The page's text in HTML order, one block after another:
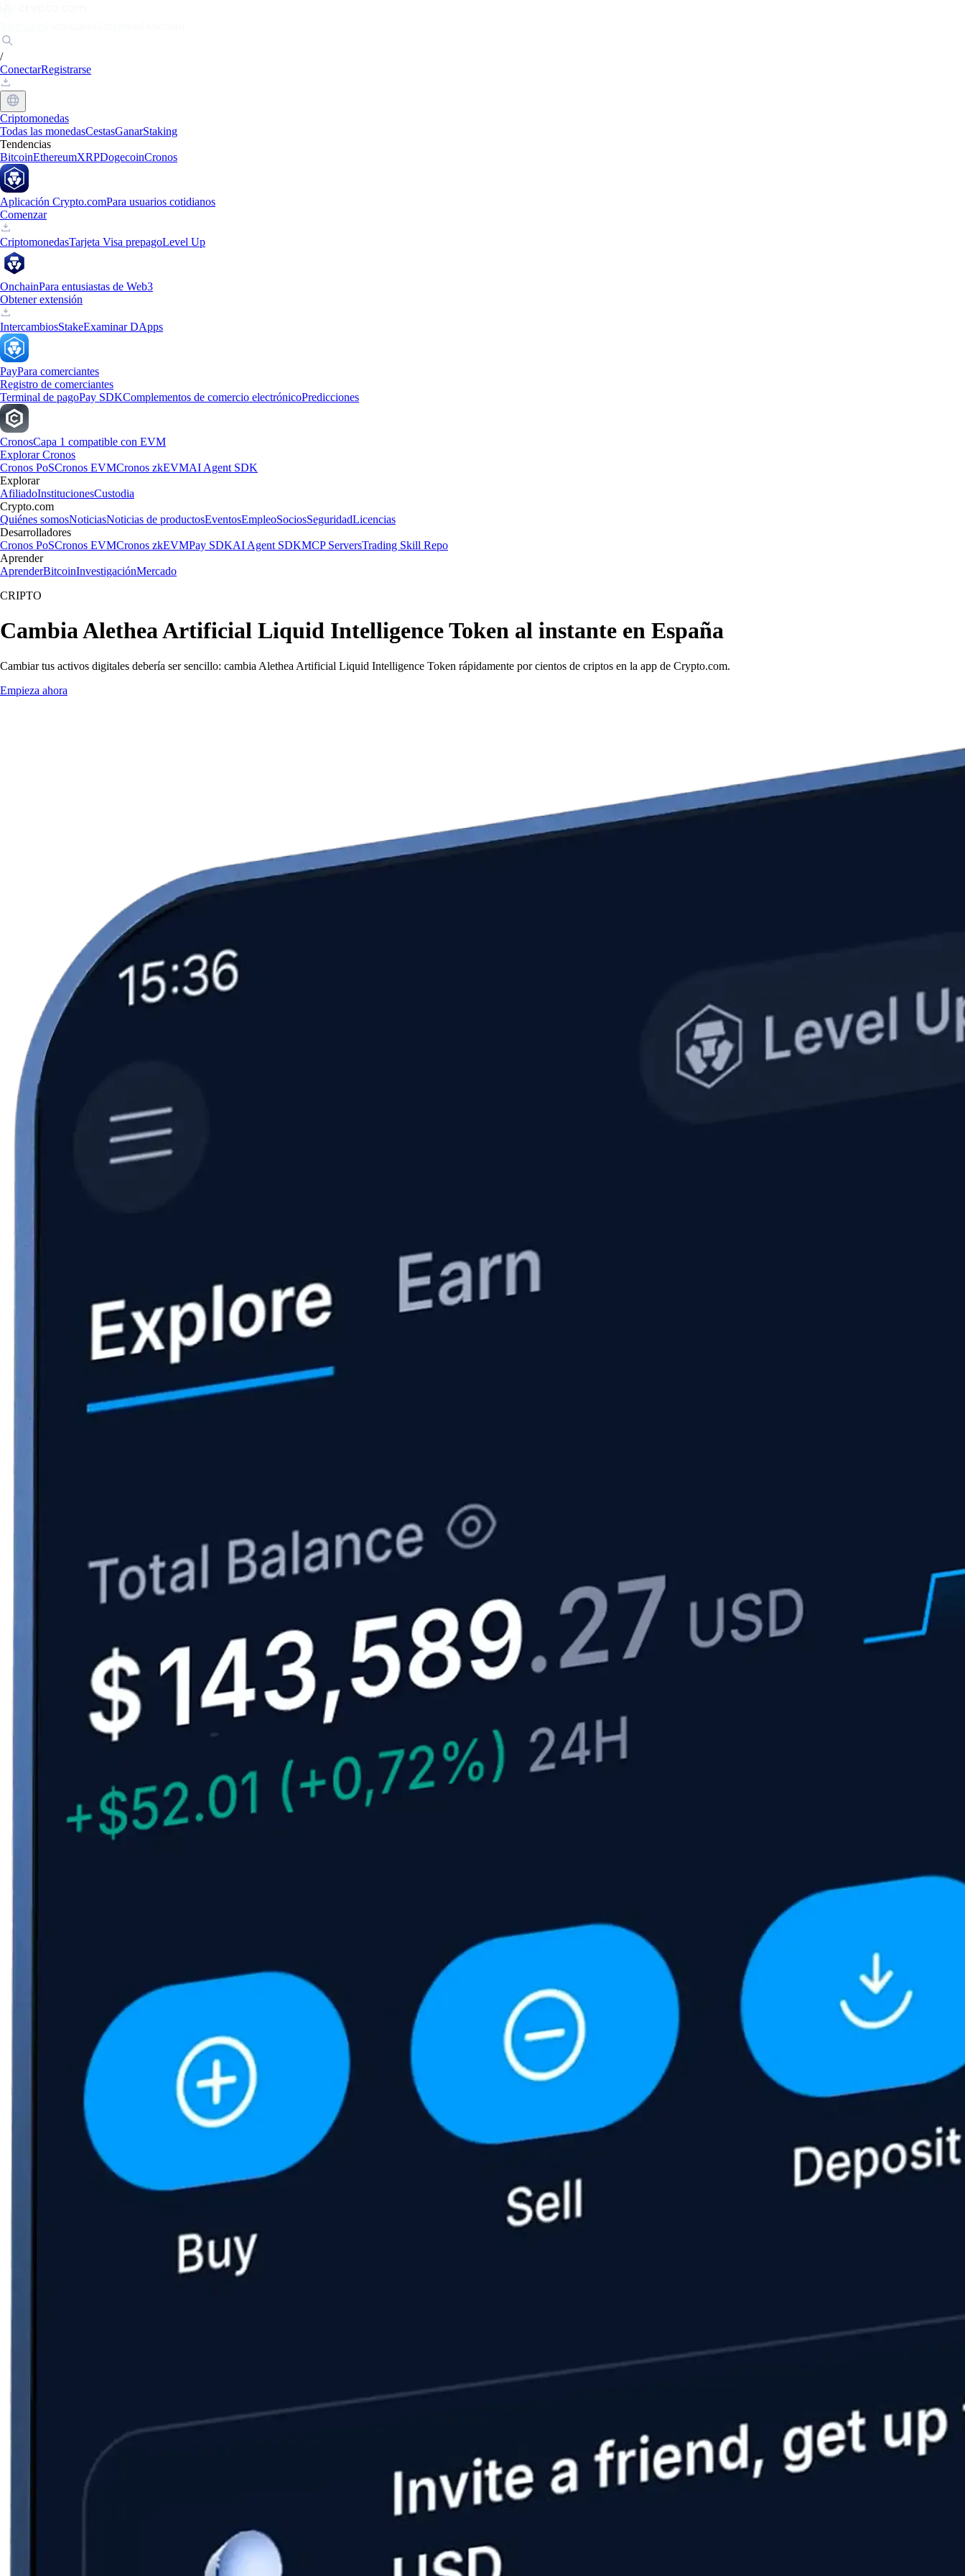
/
ConectarRegistrarse
Criptomonedas
Todas las monedasCestasGanarStaking
Tendencias
BitcoinEthereumXRPDogecoinCronos
Aplicación Crypto.comPara usuarios cotidianos
Comenzar
CriptomonedasTarjeta Visa prepagoLevel Up
OnchainPara entusiastas de Web3
Obtener extensión
IntercambiosStakeExaminar DApps
PayPara comerciantes
Registro de comerciantes
Terminal de pagoPay SDKComplementos de comercio electrónicoPredicciones
CronosCapa 1 compatible con EVM
Explorar Cronos
Cronos PoSCronos EVMCronos zkEVMAI Agent SDK
Explorar
AfiliadoInstitucionesCustodia
Crypto.com
Quiénes somosNoticiasNoticias de productosEventosEmpleoSociosSeguridadLicencias
Desarrolladores
Cronos PoSCronos EVMCronos zkEVMPay SDKAI Agent SDKMCP ServersTrading Skill Repo
Aprender
AprenderBitcoinInvestigaciónMercado
CRIPTO
Cambia Alethea Artificial Liquid Intelligence Token al instante en España
Cambiar tus activos digitales debería ser sencillo: cambia Alethea Artificial Liquid Intelligence Token rápidamente por cientos de criptos en la app de Crypto.com.
Empieza ahora